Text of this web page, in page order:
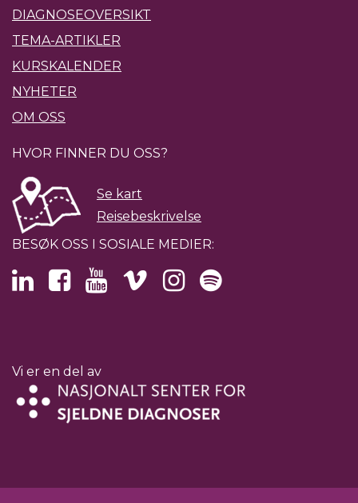
DIAGNOSEOVERSIKT
TEMA-ARTIKLER
KURSKALENDER
NYHETER
OM OSS
HVOR FINNER DU OSS?
Se kart
Reisebeskrivelse
BESØK OSS I SOSIALE MEDIER:
Vi er en del av